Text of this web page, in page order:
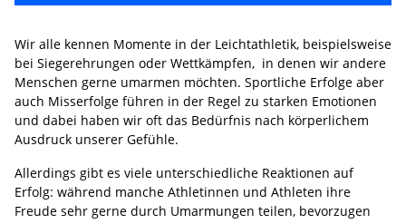
Wir alle kennen Momente in der Leichtathletik, beispielsweise
bei Siegerehrungen oder Wettkämpfen, in denen wir andere
Menschen gerne umarmen möchten. Sportliche Erfolge aber
auch Misserfolge führen in der Regel zu starken Emotionen
und dabei haben wir oft das Bedürfnis nach körperlichem
Ausdruck unserer Gefühle.
Allerdings gibt es viele unterschiedliche Reaktionen auf
Erfolg: während manche Athletinnen und Athleten ihre
Freude sehr gerne durch Umarmungen teilen, bevorzugen